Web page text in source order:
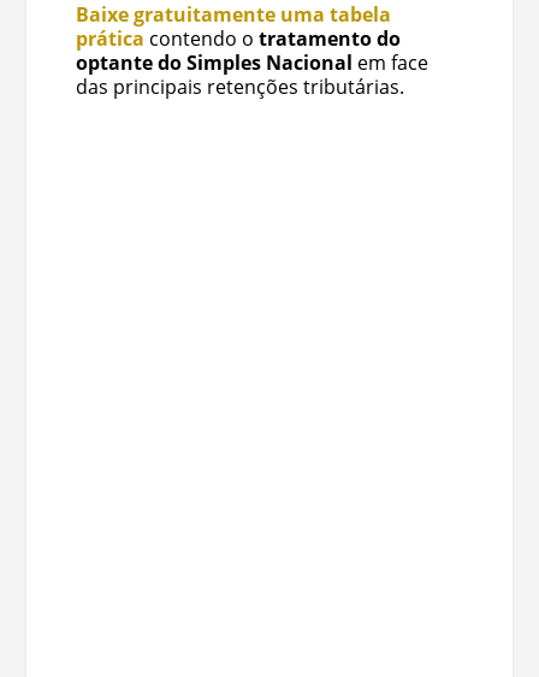
Baixe gratuitamente uma tabela
prática contendo o tratamento do
optante do Simples Nacional em face
das principais retenções tributárias.